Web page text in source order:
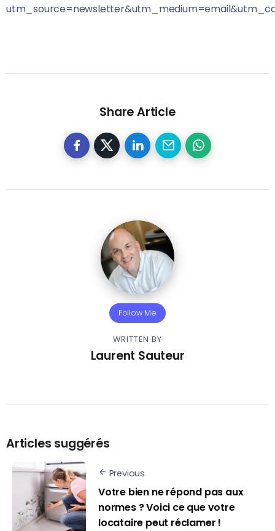
Share Article
Follow Me
WRITTEN BY
Laurent Sauteur
Articles suggérés
Previous
Votre bien ne répond pas aux
normes ? Voici ce que votre
locataire peut réclamer !